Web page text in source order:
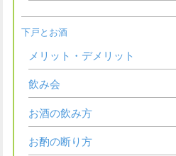
下戸とお酒
メリット・デメリット
飲み会
お酒の飲み方
お酌の断り方